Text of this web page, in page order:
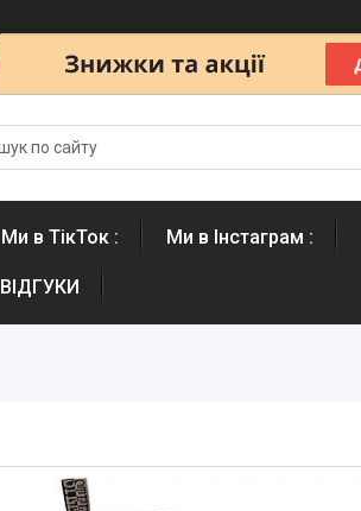
Ми в ТікТок : Ми в Інстаграм :
ВІДГУКИ